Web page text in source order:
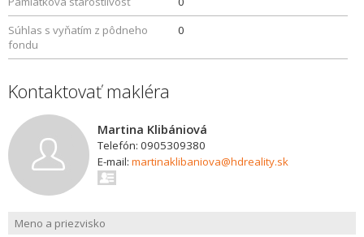
Súhlas s vyňatím z pôdneho
fondu
0
Kontaktovať makléra
Martina Klibániová
Telefón: 0905309380
E-mail: martinaklibaniova@hdreality.sk